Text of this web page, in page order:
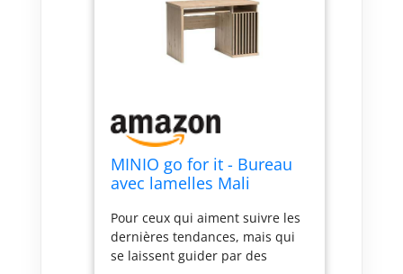
MINIO go for it - Bureau
avec lamelles Mali
Pour ceux qui aiment suivre les
dernières tendances, mais qui
se laissent guider par des